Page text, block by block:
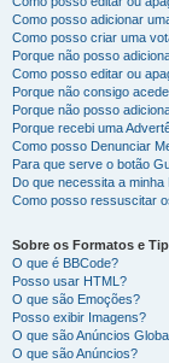
Como posso adicionar
Como posso criar uma
Porque não posso
Como posso editar ou
Porque não consigo
Porque não posso
Porque recebi uma
Como posso Denunciar
Para que serve o botão
Do que necessita a
Como posso ressuscitar
Sobre os Formatos e
O que é BBCode?
Posso usar HTML?
O que são Emoções?
Posso exibir Imagens?
O que são Anúncios
O que são Anúncios?